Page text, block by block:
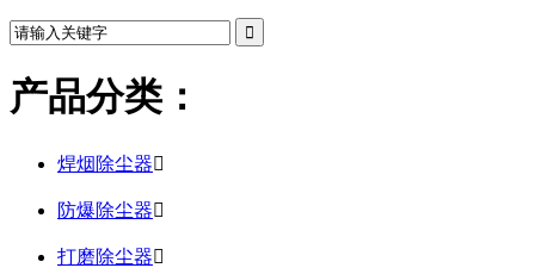
产品分类：
焊烟除尘器
防爆除尘器
打磨除尘器